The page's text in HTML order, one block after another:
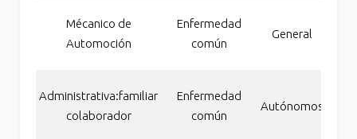
Mécanico de
Automoción
Enfermedad
común
General
Administrativa:familiar
colaborador
Enfermedad
común
Autónomos